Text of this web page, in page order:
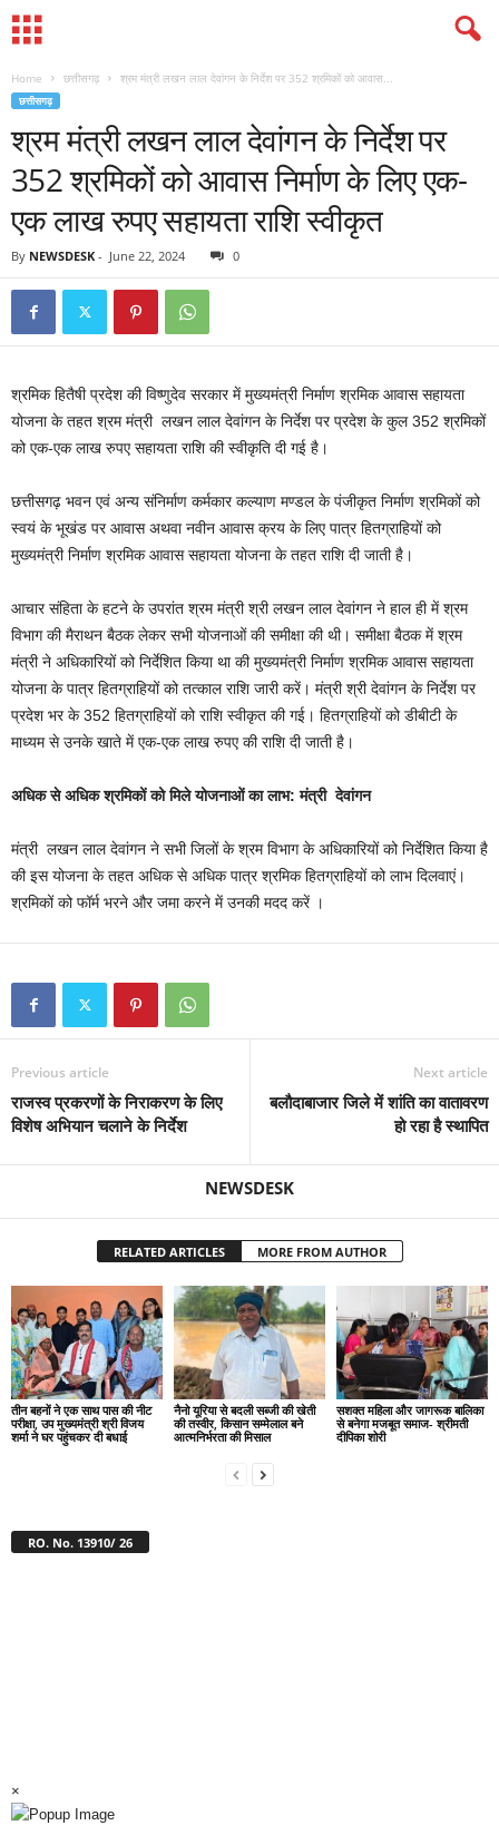
Home छत्तीसगढ़ श्रम मंत्री लखन लाल देवांगन के निर्देश पर 352 श्रमिकों को आवास...
छत्तीसगढ़
श्रम मंत्री लखन लाल देवांगन के निर्देश पर
352 श्रमिकों को आवास निर्माण के लिए एक-
एक लाख रुपए सहायता राशि स्वीकृत
By NEWSDESK - June 22, 2024 0
श्रमिक हितैषी प्रदेश की विष्णुदेव सरकार में मुख्यमंत्री निर्माण श्रमिक आवास सहायता
योजना के तहत श्रम मंत्री लखन लाल देवांगन के निर्देश पर प्रदेश के कुल 352 श्रमिकों
को एक-एक लाख रुपए सहायता राशि की स्वीकृति दी गई है।
छत्तीसगढ़ भवन एवं अन्य संनिर्माण कर्मकार कल्याण मण्डल के पंजीकृत निर्माण श्रमिकों को
स्वयं के भूखंड पर आवास अथवा नवीन आवास क्रय के लिए पात्र हितग्राहियों को
मुख्यमंत्री निर्माण श्रमिक आवास सहायता योजना के तहत राशि दी जाती है।
आचार संहिता के हटने के उपरांत श्रम मंत्री श्री लखन लाल देवांगन ने हाल ही में श्रम
विभाग की मैराथन बैठक लेकर सभी योजनाओं की समीक्षा की थी। समीक्षा बैठक में श्रम
मंत्री ने अधिकारियों को निर्देशित किया था की मुख्यमंत्री निर्माण श्रमिक आवास सहायता
योजना के पात्र हितग्राहियों को तत्काल राशि जारी करें। मंत्री श्री देवांगन के निर्देश पर
प्रदेश भर के 352 हितग्राहियों को राशि स्वीकृत की गई। हितग्राहियों को डीबीटी के
माध्यम से उनके खाते में एक-एक लाख रुपए की राशि दी जाती है।
अधिक से अधिक श्रमिकों को मिले योजनाओं का लाभ: मंत्री देवांगन
मंत्री लखन लाल देवांगन ने सभी जिलों के श्रम विभाग के अधिकारियों को निर्देशित किया है
की इस योजना के तहत अधिक से अधिक पात्र श्रमिक हितग्राहियों को लाभ दिलवाएं।
श्रमिकों को फॉर्म भरने और जमा करने में उनकी मदद करें ।
Previous article
राजस्व प्रकरणों के निराकरण के लिए
विशेष अभियान चलाने के निर्देश
Next article
बलौदाबाजार जिले में शांति का वातावरण
हो रहा है स्थापित
NEWSDESK
RELATED ARTICLES MORE FROM AUTHOR
तीन बहनों ने एक साथ पास की नीट
परीक्षा, उप मुख्यमंत्री श्री विजय
शर्मा ने घर पहुंचकर दी बधाई
नैनो यूरिया से बदली सब्जी की खेती
की तस्वीर, किसान सम्मेलाल बने
आत्मनिर्भरता की मिसाल
सशक्त महिला और जागरूक बालिका
से बनेगा मजबूत समाज- श्रीमती
दीपिका शोरी
RO. No. 13910/ 26
×